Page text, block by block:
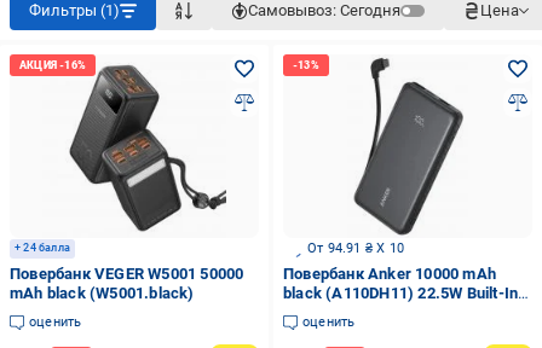
Фильтры (1) Самовывоз: Сегодня Цена
+ 24 балла
Повербанк VEGER W5001 50000
mAh black (W5001.black)
оценить
От 94.91 ₴ X 10
Повербанк Anker 10000 mAh
black (A110DH11) 22.5W Built-In
USB-C Cable черный
оценить